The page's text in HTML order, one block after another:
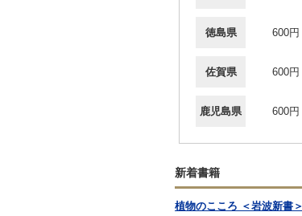
徳島県 600円
佐賀県 600円
鹿児島県 600円
新着書籍
植物のこころ ＜岩波新書＞